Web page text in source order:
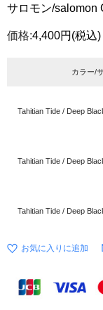
サロモン/salomon
価格:4,400円 (税込)
カラー/
Tahitian Tide / Deep
Tahitian Tide / Deep
Tahitian Tide / Deep